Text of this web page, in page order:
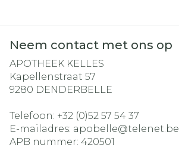
Neem contact met ons op
APOTHEEK KELLES
Kapellenstraat 57
9280 DENDERBELLE
Telefoon: +32 (0)52 57 54 37
E-mailadres: apobelle@telenet.be
APB nummer: 420501